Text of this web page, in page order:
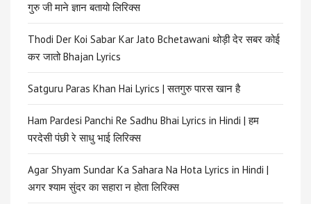
गुरु जी माने ज्ञान बतायो लिरिक्स
Thodi Der Koi Sabar Kar Jato Bchetawani थोड़ी देर सबर कोई
कर जातो Bhajan Lyrics
Satguru Paras Khan Hai Lyrics | सतगुरु पारस खान है
Ham Pardesi Panchi Re Sadhu Bhai Lyrics in Hindi | हम
परदेसी पंछी रे साधु भाई लिरिक्स
Agar Shyam Sundar Ka Sahara Na Hota Lyrics in Hindi |
अगर श्याम सुंदर का सहारा न होता लिरिक्स